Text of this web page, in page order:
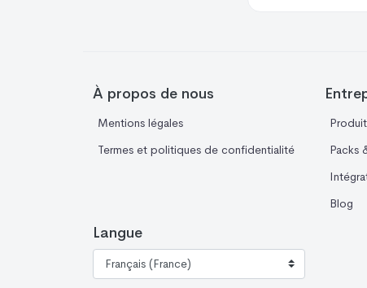
À propos de nous
Mentions légales
Termes et politiques de confidentialité
Packs
Blog
Langue